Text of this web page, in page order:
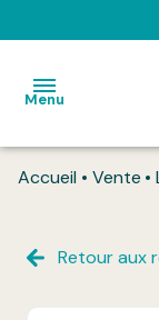
Menu
Acheter
Accueil Vente
Retour aux